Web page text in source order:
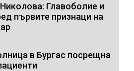
Главоболие и
първите признаци на
в Бургас посрещна